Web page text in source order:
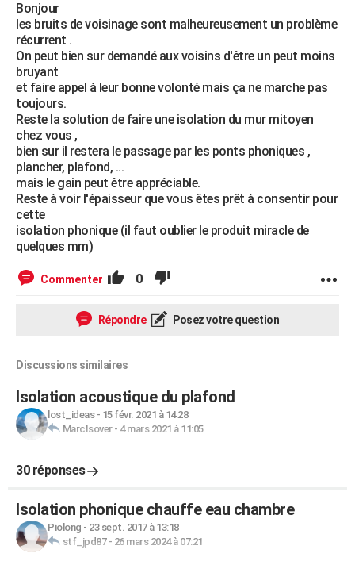
COPAINS D'AVANT
S'inscrire
Se connecter
Lycées
Collèges
Primaires
Universités
Entreprises
Service militaire
Avis de recherche
AVIS DE DÉCÈS
FORUM
Bricolage
Lifestyle
Culture
Sport
Auto
Television
Voyage
Cinema
Bonjour
les bruits de voisinage sont malheureusement un problème
récurrent .
On peut bien sur demandé aux voisins d'être un peut moins
bruyant
et faire appel à leur bonne volonté mais ça ne marche pas
toujours.
Reste la solution de faire une isolation du mur mitoyen
chez vous ,
bien sur il restera le passage par les ponts phoniques ,
plancher, plafond, ...
mais le gain peut être appréciable.
Reste à voir l'épaisseur que vous êtes prêt à consentir pour
cette
isolation phonique (il faut oublier le produit miracle de
quelques mm)
Commenter 0
Répondre Posez votre question
Discussions similaires
Isolation acoustique du plafond
lost_ideas- 15 févr. 2021 à 14:28
MarcIsover- 4 mars 2021 à 11:05
30 réponses
Isolation phonique chauffe eau chambre
Piolong - 23 sept. 2017 à 13:18
stf_jpd87- 26 mars 2024 à 07:21